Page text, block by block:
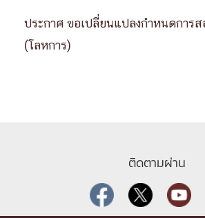
ประกาศ ขอเปลี่ยนแปลงกำหนดการ
(โลหการ)
ติดตามผ่าน